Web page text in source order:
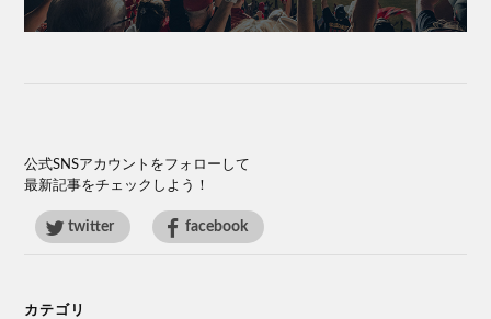
公式SNSアカウントをフォローして
最新記事をチェックしよう！
twitter facebook
カテゴリ